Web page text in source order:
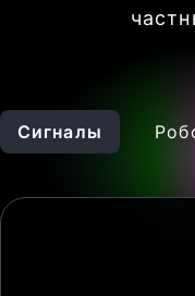
Сигналы